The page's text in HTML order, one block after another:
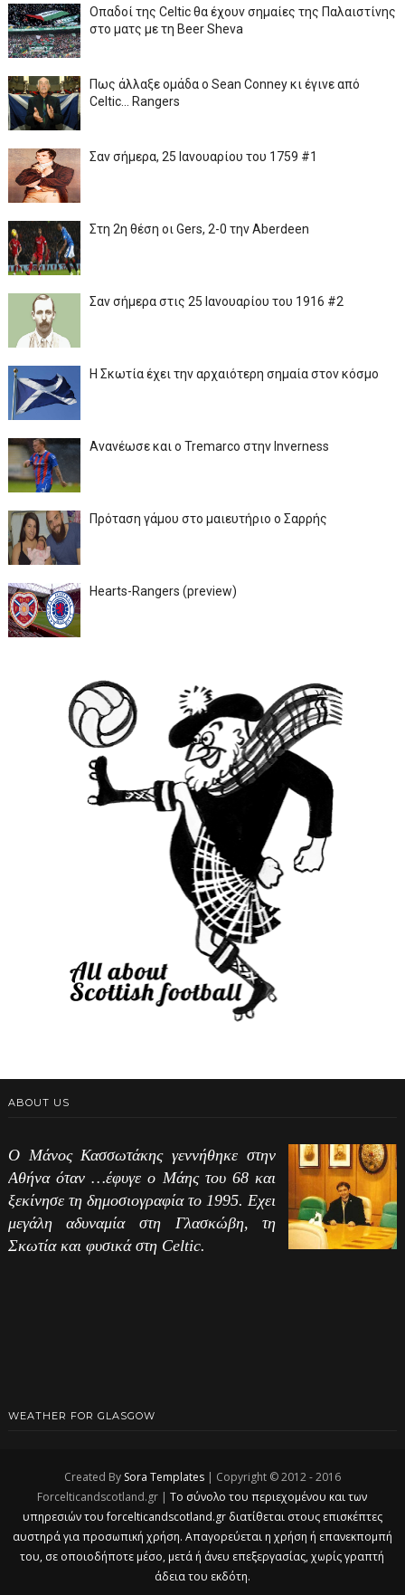
Οπαδοί της Celtic θα έχουν σημαίες της Παλαιστίνης
στο ματς με τη Beer Sheva
Πως άλλαξε ομάδα ο Sean Conney κι έγινε από
Celtic... Rangers
Σαν σήμερα, 25 Ιανουαρίου του 1759 #1
Στη 2η θέση οι Gers, 2-0 την Aberdeen
Σαν σήμερα στις 25 Ιανουαρίου του 1916 #2
Η Σκωτία έχει την αρχαιότερη σημαία στον κόσμο
Ανανέωσε και ο Tremarco στην Inverness
Πρόταση γάμου στο μαιευτήριο ο Σαρρής
Hearts-Rangers (preview)
ABOUT US
Ο Μάνος Κασσωτάκης γεννήθηκε στην
Αθήνα όταν …έφυγε ο Μάης του 68 και
ξεκίνησε τη δημοσιογραφία το 1995. Εχει
μεγάλη αδυναμία στη Γλασκώβη, τη
Σκωτία και φυσικά στη Celtic.
WEATHER FOR GLASGOW
Created By Sora Templates| Copyright © 2012 - 2016
Forcelticandscotland.gr |Το σύνολο του περιεχομένου και των
υπηρεσιών του forcelticandscotland.gr διατίθεται στους επισκέπτες
αυστηρά για προσωπική χρήση. Απαγορεύεται η χρήση ή επανεκπομπή
του, σε οποιοδήποτε μέσο, μετά ή άνευ επεξεργασίας, χωρίς γραπτή
άδεια του εκδότη.